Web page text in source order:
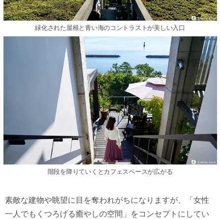
緑化された屋根と青い海のコントラストが美しい入口
階段を降りていくとカフェスペースが広がる
素敵な建物や眺望に目を奪われがちになりますが、「女性
一人でもくつろげる癒やしの空間」をコンセプトにしてい